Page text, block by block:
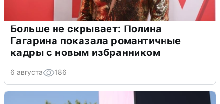
Больше не скрывает: Полина
Гагарина показала романтичные
кадры с новым избранником
6 августа 186